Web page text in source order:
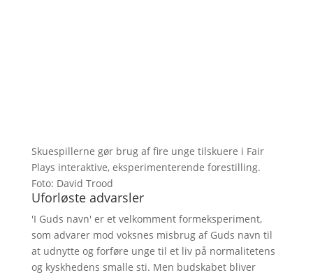
Skuespillerne gør brug af fire unge tilskuere i Fair
Plays interaktive, eksperimenterende forestilling.
Foto: David Trood
Uforløste advarsler
'I Guds navn' er et velkomment formeksperiment,
som advarer mod voksnes misbrug af Guds navn til
at udnytte og forføre unge til et liv på normalitetens
og kyskhedens smalle sti. Men budskabet bliver